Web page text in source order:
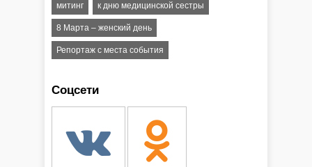
митинг к дню медицинской сестры
8 Марта – женский день
Репортаж с места события
Соцсети